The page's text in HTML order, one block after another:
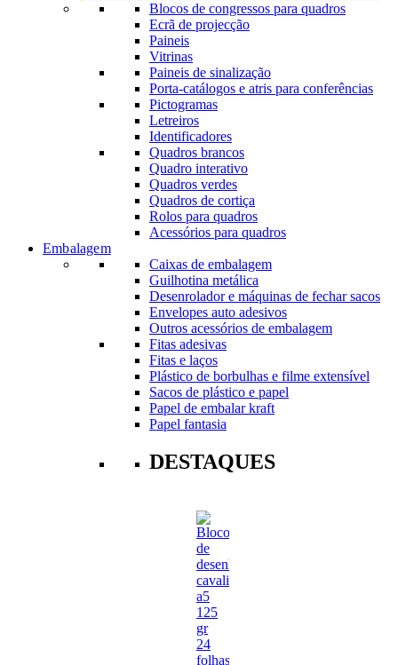
Blocos de congressos para quadros
Ecrã de projecção
Paineis
Vitrinas
Paineis de sinalização
Porta-catálogos e atris para conferências
Pictogramas
Letreiros
Identificadores
Quadros brancos
Quadro interativo
Quadros verdes
Quadros de cortiça
Rolos para quadros
Acessórios para quadros
Embalagem
Caixas de embalagem
Guilhotina metálica
Desenrolador e máquinas de fechar sacos
Envelopes auto adesivos
Outros acessórios de embalagem
Fitas adesivas
Fitas e laços
Plástico de borbulhas e filme extensível
Sacos de plástico e papel
Papel de embalar kraft
Papel fantasia
DESTAQUES